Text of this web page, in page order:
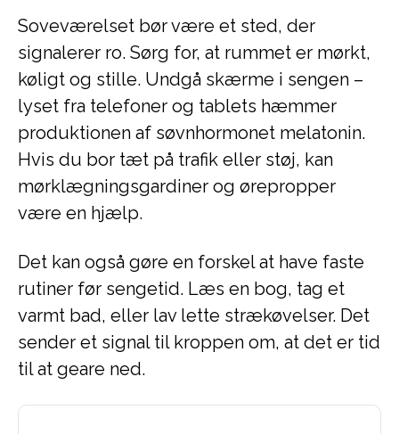
Soveværelset bør være et sted, der
signalerer ro. Sørg for, at rummet er mørkt,
køligt og stille. Undgå skærme i sengen –
lyset fra telefoner og tablets hæmmer
produktionen af søvnhormonet melatonin.
Hvis du bor tæt på trafik eller støj, kan
mørklægningsgardiner og ørepropper
være en hjælp.
Det kan også gøre en forskel at have faste
rutiner før sengetid. Læs en bog, tag et
varmt bad, eller lav lette strækøvelser. Det
sender et signal til kroppen om, at det er tid
til at geare ned.